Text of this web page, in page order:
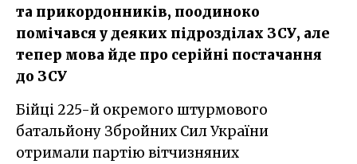
та прикордонників, поодиноко
помічався у деяких підрозділах ЗСУ, але
тепер мова йде про серійні постачання
до ЗСУ
Бійці 225-й окремого штурмового
батальйону Збройних Сил України
отримали партію вітчизняних